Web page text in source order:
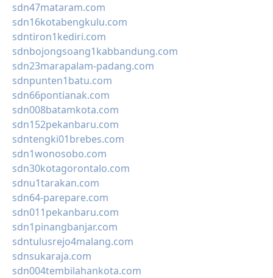
sdn47mataram.com
sdn16kotabengkulu.com
sdntiron1kediri.com
sdnbojongsoang1kabbandung.com
sdn23marapalam-padang.com
sdnpunten1batu.com
sdn66pontianak.com
sdn008batamkota.com
sdn152pekanbaru.com
sdntengki01brebes.com
sdn1wonosobo.com
sdn30kotagorontalo.com
sdnu1tarakan.com
sdn64-parepare.com
sdn011pekanbaru.com
sdn1pinangbanjar.com
sdntulusrejo4malang.com
sdnsukaraja.com
sdn004tembilahankota.com